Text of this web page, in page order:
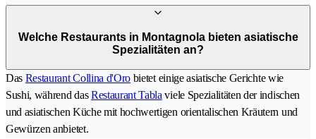
Welche Restaurants in Montagnola bieten asiatische
Spezialitäten an?
Das Restaurant Collina d'Oro bietet einige asiatische Gerichte wie
Sushi, während dasRestaurant Tabla viele Spezialitäten der indischen
und asiatischen Küche mit hochwertigen orientalischen Kräutern und
Gewürzen anbietet.